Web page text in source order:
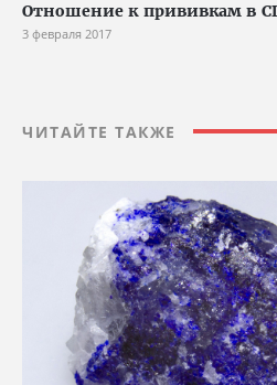
Отношение к прививкам в
3 февраля 2017
ЧИТАЙТЕ ТАКЖЕ